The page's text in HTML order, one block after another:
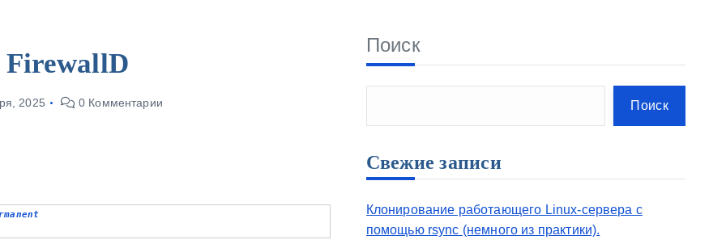
FirewallD
2025 0 Комментарии
Поиск
Поиск
Свежие записи
Клонирование работающего Linux-сервера с
помощью rsync (немного из практики).